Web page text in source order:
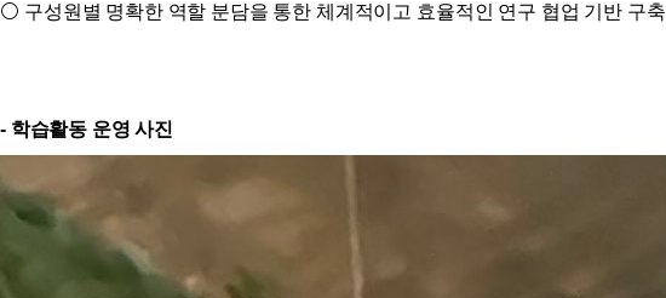
⚪ 구성원별 명확한 역할 분담을 통한 체계적이고 효율적인 연구 협업 기반 구축
- 학습활동 운영 사진